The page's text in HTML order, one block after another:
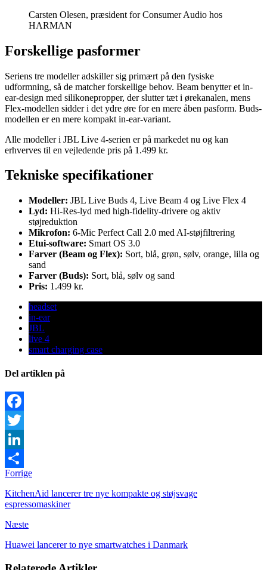
Carsten Olesen, præsident for Consumer Audio hos
HARMAN
Forskellige pasformer
Seriens tre modeller adskiller sig primært på den fysiske
udformning, så de matcher forskellige behov. Beam benytter et in-
ear-design med silikonepropper, der slutter tæt i ørekanalen, mens
Flex-modellen sidder i det ydre øre for en mere åben pasform. Buds-
modellen er en mere kompakt in-ear-variant.
Alle modeller i JBL Live 4-serien er på markedet nu og kan
erhverves til en vejledende pris på 1.499 kr.
Tekniske specifikationer
Modeller: JBL Live Buds 4, Live Beam 4 og Live Flex 4
Lyd: Hi-Res-lyd med high-fidelity-drivere og aktiv
støjreduktion
Mikrofon: 6-Mic Perfect Call 2.0 med AI-støjfiltrering
Etui-software: Smart OS 3.0
Farver (Beam og Flex): Sort, blå, grøn, sølv, orange, lilla og
sand
Farver (Buds): Sort, blå, sølv og sand
Pris: 1.499 kr.
headset
in-ear
JBL
live 4
smart charging case
Del artiklen på
Facebook
Twitter
LinkedIn
Share
Forrige
KitchenAid lancerer tre nye kompakte og støjsvage
espressomaskiner
Næste
Huawei lancerer to nye smartwatches i Danmark